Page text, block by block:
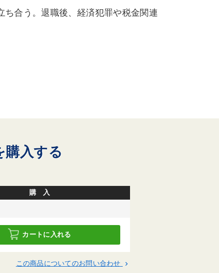
ち合う。退職後、経済犯罪や税金関連
購入する
購 入
カートに入れる
この商品についてのお問い合わせ keyboard_arrow_right